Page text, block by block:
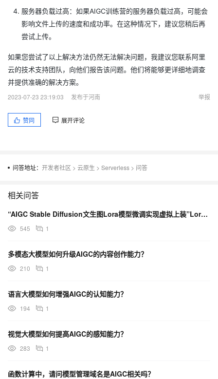
服务器负载过高：如果AIGC训练营的服务器负载过高，可能会
影响文件上传的速度和成功率。在这种情况下，建议您稍后再
尝试上传。
如果您尝试了以上解决方法仍然无法解决问题，我建议您联系阿里
云的技术支持团队，向他们报告该问题。他们将能够更详细地调查
并提供准确的解决方案。
2023-07-23 23:19:03
发布于河南 举报
赞同 展开评论
问答地址： 开发者社区 > 云原生 > Serverless > 问答
相关问答
“AIGC Stable Diffusion文生图Lora模型微调实现虚拟上装”Lora微调训练问题
545 1
多模态大模型如何升级AIGC的内容创作能力？
210 1
语言大模型如何增强AIGC的认知能力？
194 1
视觉大模型如何提高AIGC的感知能力？
283 1
函数计算中，请问模型管理域名是AIGC相关吗？